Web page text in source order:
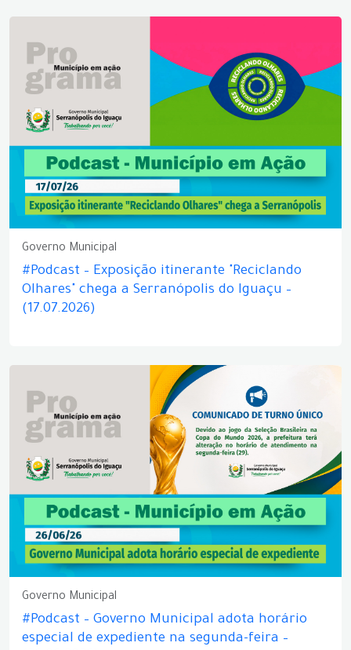
Governo Municipal
#Podcast – Exposição itinerante "Reciclando
Olhares" chega a Serranópolis do Iguaçu –
(17.07.2026)
Governo Municipal
#Podcast – Governo Municipal adota horário
especial de expediente na segunda-feira –